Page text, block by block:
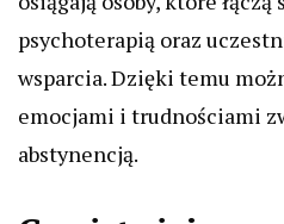
psychoterapią oraz
wsparcia. Dzięki temu
emocjami i trudnościami
abstynencją.